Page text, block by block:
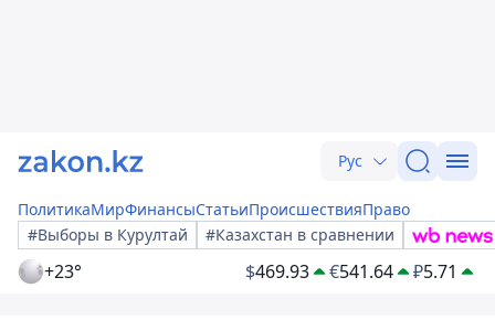
Рус
ПолитикаМирФинансыСтатьиПроисшествияПраво
#Выборы в Курултай
#Казахстан в сравнении
+23° $469.93 €541.64 ₽5.71